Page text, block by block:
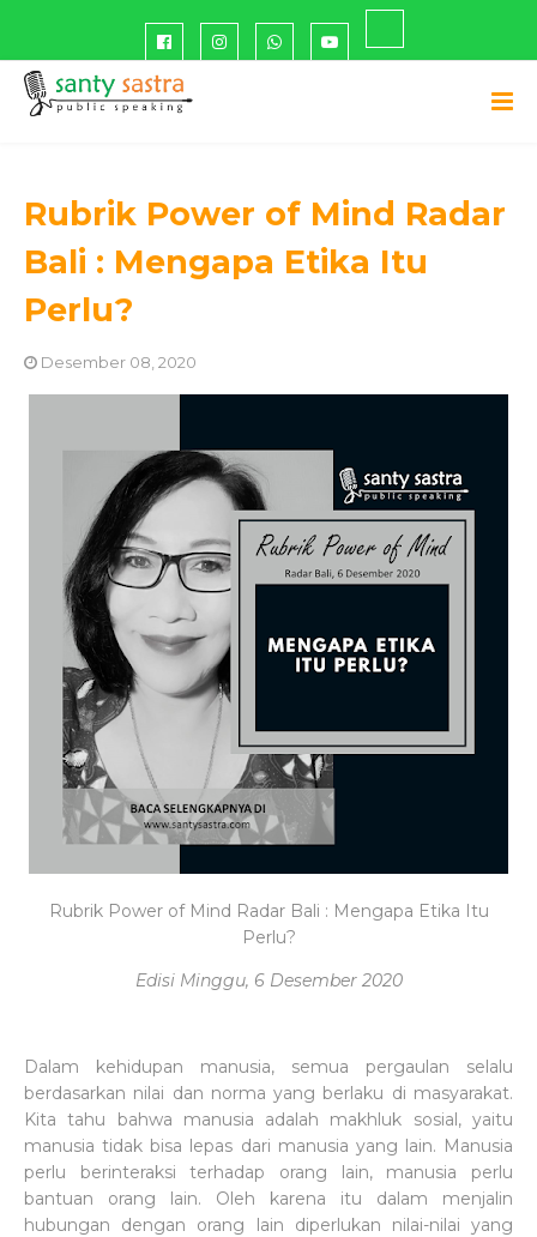
Rubrik Power of Mind Radar
Bali : Mengapa Etika Itu
Perlu?
Desember 08, 2020
Rubrik Power of Mind Radar Bali : Mengapa Etika Itu
Perlu?
Edisi Minggu, 6 Desember 2020
Dalam kehidupan manusia, semua pergaulan selalu
berdasarkan nilai dan norma yang berlaku di masyarakat.
Kita tahu bahwa manusia adalah makhluk sosial, yaitu
manusia tidak bisa lepas dari manusia yang lain. Manusia
perlu berinteraksi terhadap orang lain, manusia perlu
bantuan orang lain. Oleh karena itu dalam menjalin
hubungan dengan orang lain diperlukan nilai-nilai yang